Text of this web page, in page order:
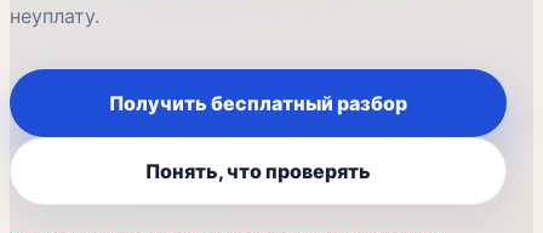
неуплату.
Получить бесплатный разбор
Понять, что проверять